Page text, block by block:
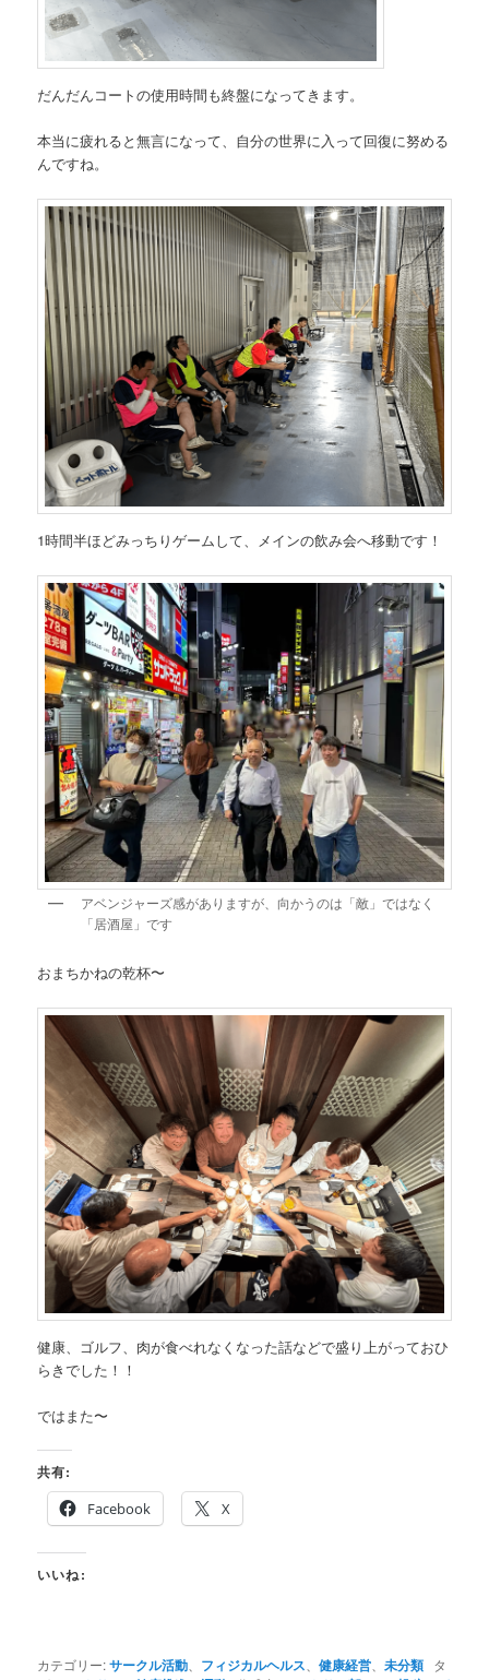
だんだんコートの使用時間も終盤になってきます。
本当に疲れると無言になって、自分の世界に入って回復に努める
んですね。
1時間半ほどみっちりゲームして、メインの飲み会へ移動です！
アベンジャーズ感がありますが、向かうのは「敵」ではなく
「居酒屋」です
おまちかねの乾杯〜
健康、ゴルフ、肉が食べれなくなった話などで盛り上がっておひ
らきでした！！
ではまた〜
共有:
Facebook
X
いいね:
カテゴリー:サークル活動 フィジカルヘルス 、健康経営 、未分類 タ